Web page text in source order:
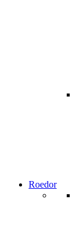
Roedor